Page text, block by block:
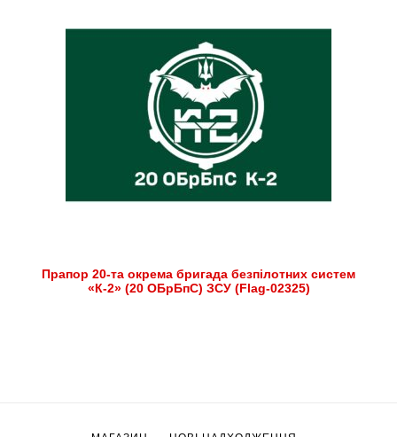
Прапор 20-та окрема бригада безпілотних систем
«К-2» (20 ОБрБпС) ЗСУ (Flag-02325)